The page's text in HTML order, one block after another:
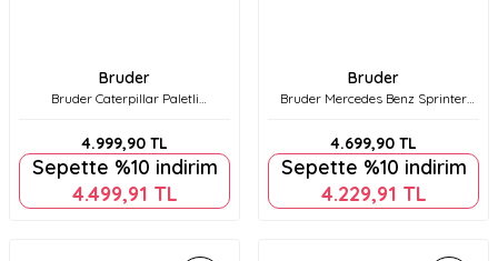
Bruder
Bruder Caterpillar Paletli
4.999,90 TL
Sepette %10 indirim
4.499,91 TL
Bruder
Bruder Mercedes Benz Sprinter
4.699,90 TL
Sepette %10 indirim
4.229,91 TL